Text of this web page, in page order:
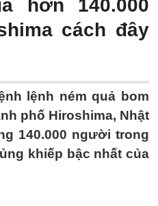
hơn 140.000
cách đây
lệnh ném quả bom
phố Hiroshima, Nhật
140.000 người trong
khiếp bậc nhất của